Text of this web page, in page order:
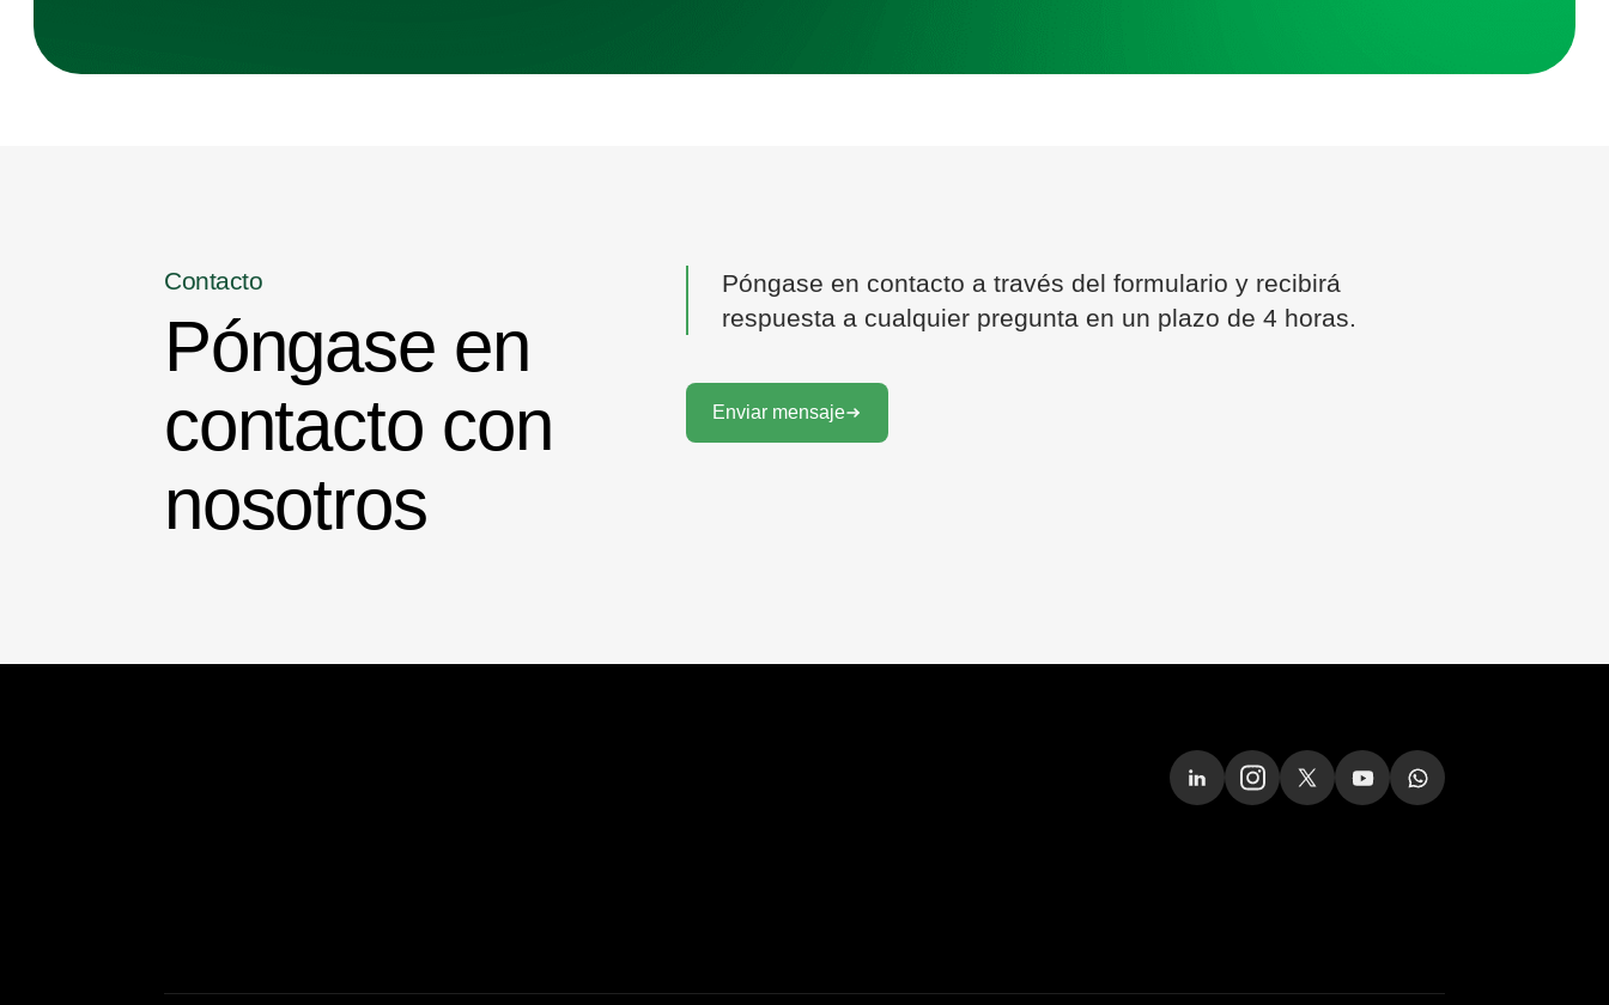
Contacto
Póngase en
contacto con
nosotros
Póngase en contacto a través del formulario y recibirá
respuesta a cualquier pregunta en un plazo de 4 horas.
Enviar mensaje